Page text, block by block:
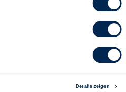
Details zeigen